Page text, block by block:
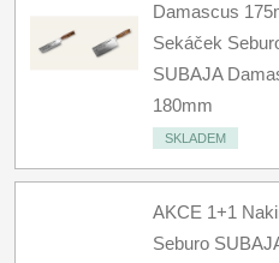
Damascus
Sekáček
SUBAJA
180mm
SKLADEM
AKCE 1+1
Seburo